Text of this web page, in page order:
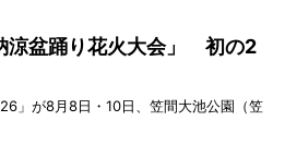
涼盆踊り花火大会」 初の2
」が8月8日・10日、笠間大池公園（笠